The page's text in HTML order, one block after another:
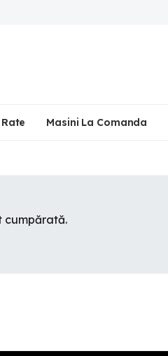
Masini La Comanda
cumpărată.